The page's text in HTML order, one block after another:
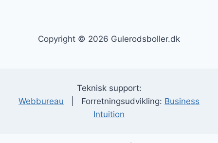
Copyright © 2026 Gulerodsboller.dk
Teknisk support:
Webbureau | Forretningsudvikling: Business
Intuition